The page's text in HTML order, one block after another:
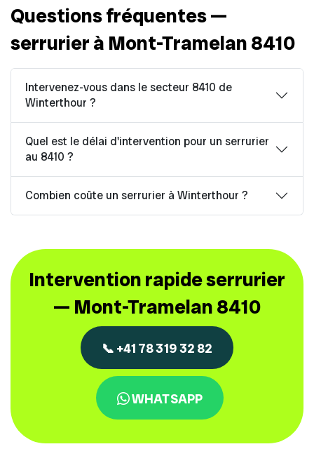
Questions fréquentes —
serrurier à Mont-Tramelan 8410
Intervenez-vous dans le secteur 8410 de
Winterthour ?
Quel est le délai d'intervention pour un serrurier
au 8410 ?
Combien coûte un serrurier à Winterthour ?
Intervention rapide serrurier
— Mont-Tramelan 8410
📞 +41 78 319 32 82
WHATSAPP